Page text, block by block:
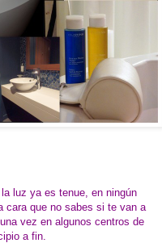
la luz ya es tenue, en ningún
cara que no sabes si te van a
vez en algunos centros de
a fin.